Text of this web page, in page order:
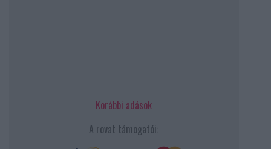
Korábbi adások
A rovat támogatói: